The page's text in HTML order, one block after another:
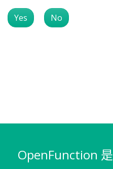
Yes No
OpenFunction 是